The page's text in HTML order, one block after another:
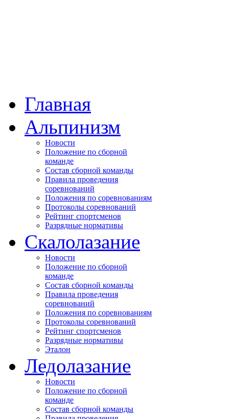
Главная
Альпинизм
Новости
Положение по сборной
команде
Состав сборной команды
Правила проведения
соревнований
Положения по соревнованиям
Протоколы соревнований
Рейтинг спортсменов
Разрядные нормативы
Скалолазание
Новости
Положение по сборной
команде
Состав сборной команды
Правила проведения
соревнований
Положения по соревнованиям
Протоколы соревнований
Рейтинг спортсменов
Разрядные нормативы
Эталон
Ледолазание
Новости
Положение по сборной
команде
Состав сборной команды